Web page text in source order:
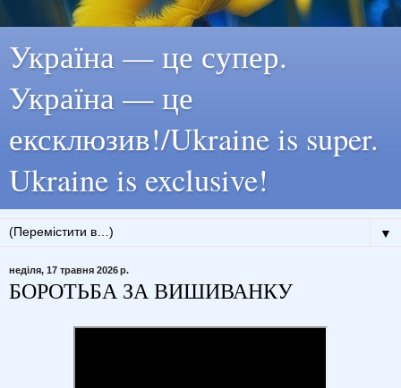
Україна — це супер.
Україна — це
ексклюзив!/Ukraine is super.
Ukraine is exclusive!
▼
неділя, 17 травня 2026 р.
БОРОТЬБА ЗА ВИШИВАНКУ